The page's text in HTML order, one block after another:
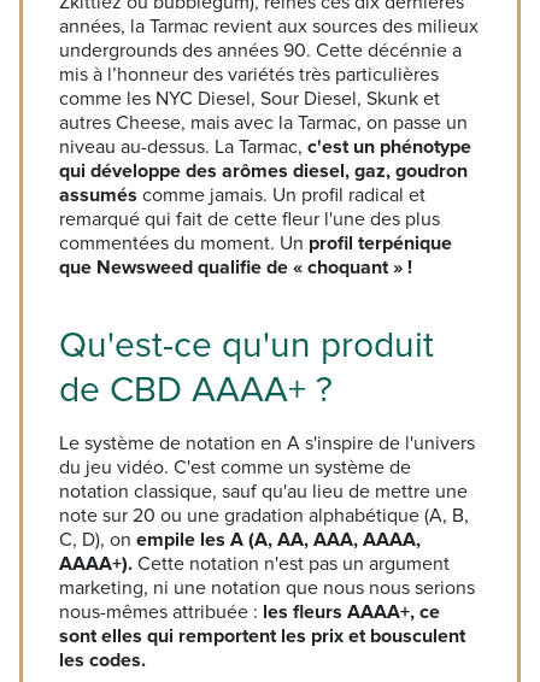
années, la Tarmac revient aux sources des milieux
undergrounds des années 90. Cette décénnie a
mis à l’honneur des variétés très particulières
comme les NYC Diesel, Sour Diesel, Skunk et
autres Cheese, mais avec la Tarmac, on passe un
niveau au-dessus. La Tarmac, c'est un phénotype
qui développe des arômes diesel, gaz, goudron
assumés comme jamais. Un profil radical et
remarqué qui fait de cette fleur l'une des plus
commentées du moment. Un profil terpénique
que Newsweed qualifie de « choquant » !
Qu'est-ce qu'un produit
de CBD AAAA+ ?
Le système de notation en A s'inspire de l'univers
du jeu vidéo. C'est comme un système de
notation classique, sauf qu'au lieu de mettre une
note sur 20 ou une gradation alphabétique (A, B,
C, D), on empile les A (A, AA, AAA, AAAA,
AAAA+). Cette notation n'est pas un argument
marketing, ni une notation que nous nous serions
nous-mêmes attribuée : les fleurs AAAA+, ce
sont elles qui remportent les prix et bousculent
les codes.